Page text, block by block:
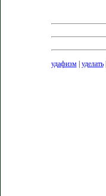
удафизм| уделать|